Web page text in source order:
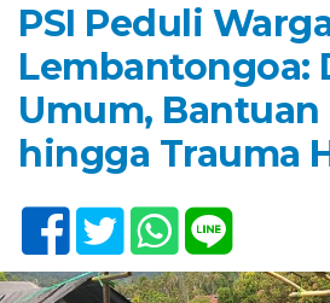
PSI Peduli
Lembantongoa:
Umum,
hingga Trauma